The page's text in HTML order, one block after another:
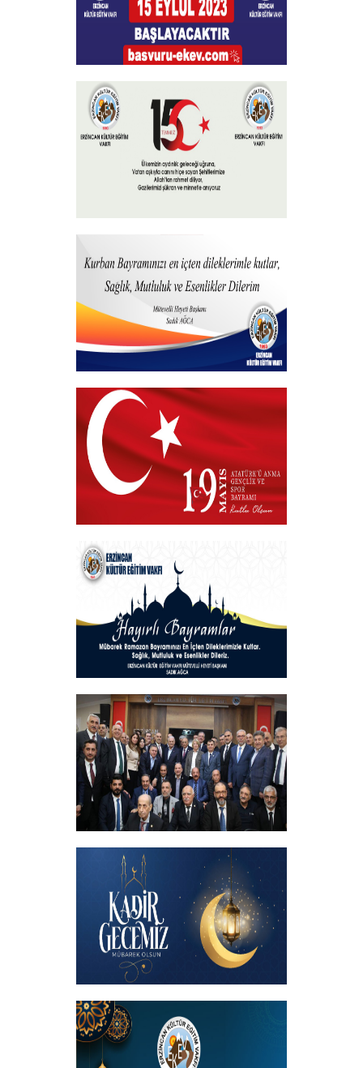
Burs Başvuruları
+
+
Hayırlı Bayramlar
+
VAKIF BAŞKANIMIZDAN 19 MAYIS
MESAJI
+
Hayırlı Bayramlar
+
İftar programında başbakanımızın
katılımıyla hemşehrilerimizle buluştuk
+
Kadir Gecemiz Mübarek Olsun
+